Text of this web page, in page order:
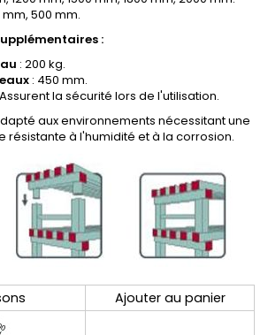
mm, 500 mm.
:
: 200 kg.
: 450 mm.
la sécurité lors de l'utilisation.
aux environnements nécessitant une
résistante à l'humidité et à la corrosion.
Ajouter au panier